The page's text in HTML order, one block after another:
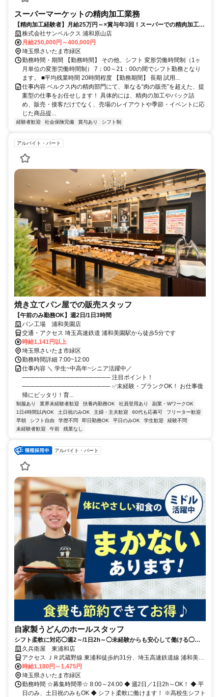
スーパーマーケットの精肉加工業務
【精肉加工経験者】月給25万円～×賞与年3回！スーパーでの精肉加工ス
タッフ募集！
株式会社サンベルクス 浦和原山店
月給250,000円～400,000円
埼玉県さいたま市緑区
勤務時間・期間 【勤務時間】 その他、シフト 変形労働時間制（1ヶ
⽉単位の変形労働時間制） 7：00～21：00の間でシフト勤務となり
ます。 ■平均残業時間 20時間程度 【勤務期間】 長期 試用...
仕事内容 ベルクス内の精肉部門にて、単なる“肉の販売”を超えた、提
案型の仕事をお任せします！ 具体的には、精肉の加工やパック詰
め、販売・接客だけでなく、売場のレイアウトや季節・イベントに応
じた商品提...
経験者歓迎 社会保険完備 賞与あり シフト制
アルバイト・パート
焼き立てパン屋での販売スタッフ
【午前のみ勤務OK】週2日/1日3時間
パン工場 浦和美園店
交通・アクセス 埼玉高速鉄道 浦和美園駅から徒歩5分です
時給1,141円以上
埼玉県さいたま市緑区
勤務時間詳細 7:00~12:00
仕事内容 ＼ 学生~中高年~シニア活躍中／
──────────────────── 注目ポイント！
──────────────────── ✅未経験・ブランクOK！ お仕事復
帰にピッタリ！育...
制服あり 業界未経験者歓迎 扶養内勤務OK 社員登用あり
副業・WワークOK
1日4時間以内OK
土日祝のみOK 主婦・主夫歓迎 60代も応募可
フリーター歓迎
早朝
シフト自由 学歴不問 即日勤務OK 平日のみOK 学生歓迎
経験不問
未経験者歓迎
午前 残業なし
アルバイト・パート
自家製うどんのホールスタッフ
シフト柔軟に対応◯週2～/1日2h～◯未経験からも安心して働ける◯ま
かない（食事補助）あり
久兵衛屋 東浦和店
アクセス ＪＲ武蔵野線 東浦和徒歩約31分、埼玉高速鉄道線 浦和美園
1番口徒歩約53分、ＪＲ京浜東北線 浦和アトレ北口徒歩約55分 車通
勤可
時給1,180円～1,475円
埼玉県さいたま市緑区
勤務時間 ☆募集時間帯☆ 8:00～24:00 ◆ 週2日／1日2h～OK！ ◆ 平
日のみ、土日祝のみもOK ◆ シフト柔軟に働けます！ ※高校生シフト